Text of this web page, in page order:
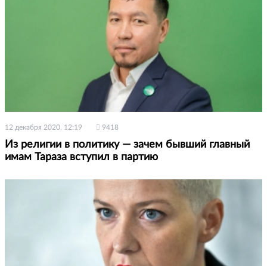
12 декабря 2020, 12:19 9418
Из религии в политику — зачем бывший главный
имам Тараза вступил в партию